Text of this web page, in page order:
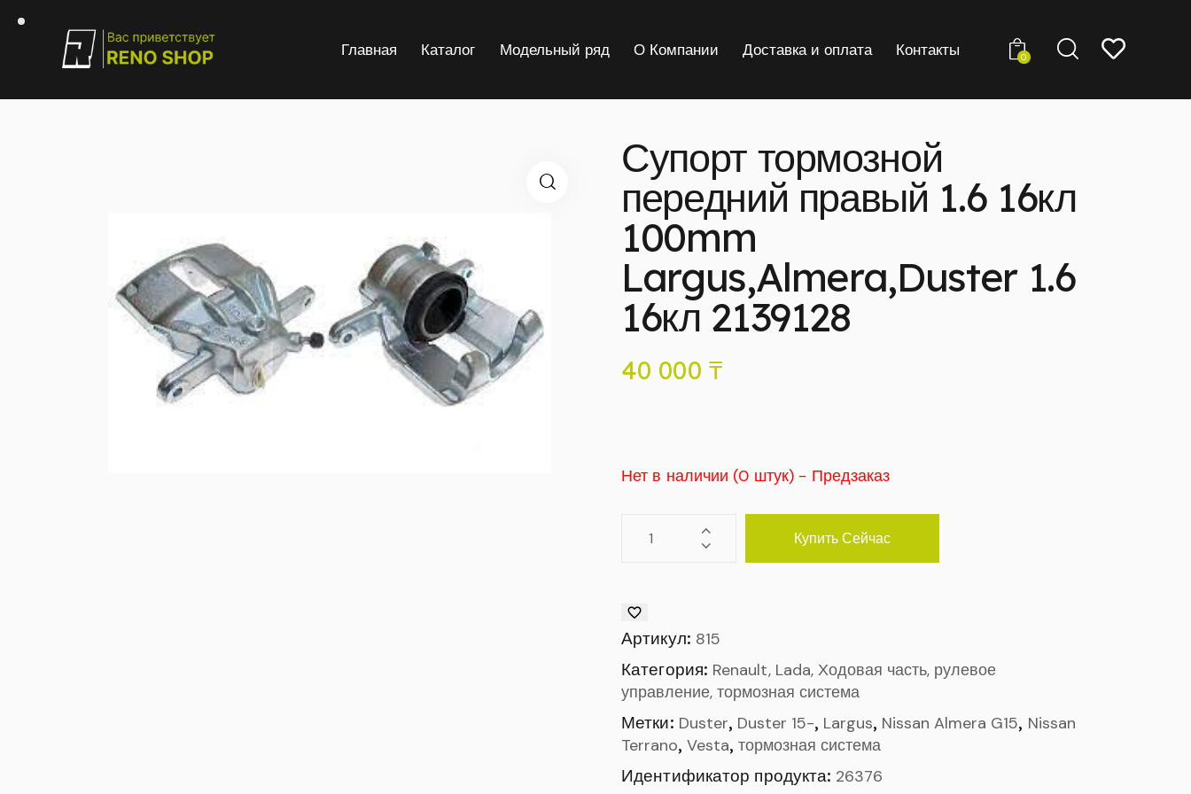
Главная Каталог Модельный ряд О Компании Доставка и оплата Контакты 0
Супорт тормозной
передний правый 1.6 16кл
100mm
Largus,Almera,Duster 1.6
16кл 2139128
40 000 ₸
Нет в наличии (0 штук) - Предзаказ
Купить Сейчас
Артикул: 815
Категория: Renault, Lada, Ходовая часть, рулевое
управление, тормозная система
Метки: Duster, Duster 15-, Largus, Nissan Almera G15, Nissan
Terrano,Vesta,тормозная система
Идентификатор продукта: 26376